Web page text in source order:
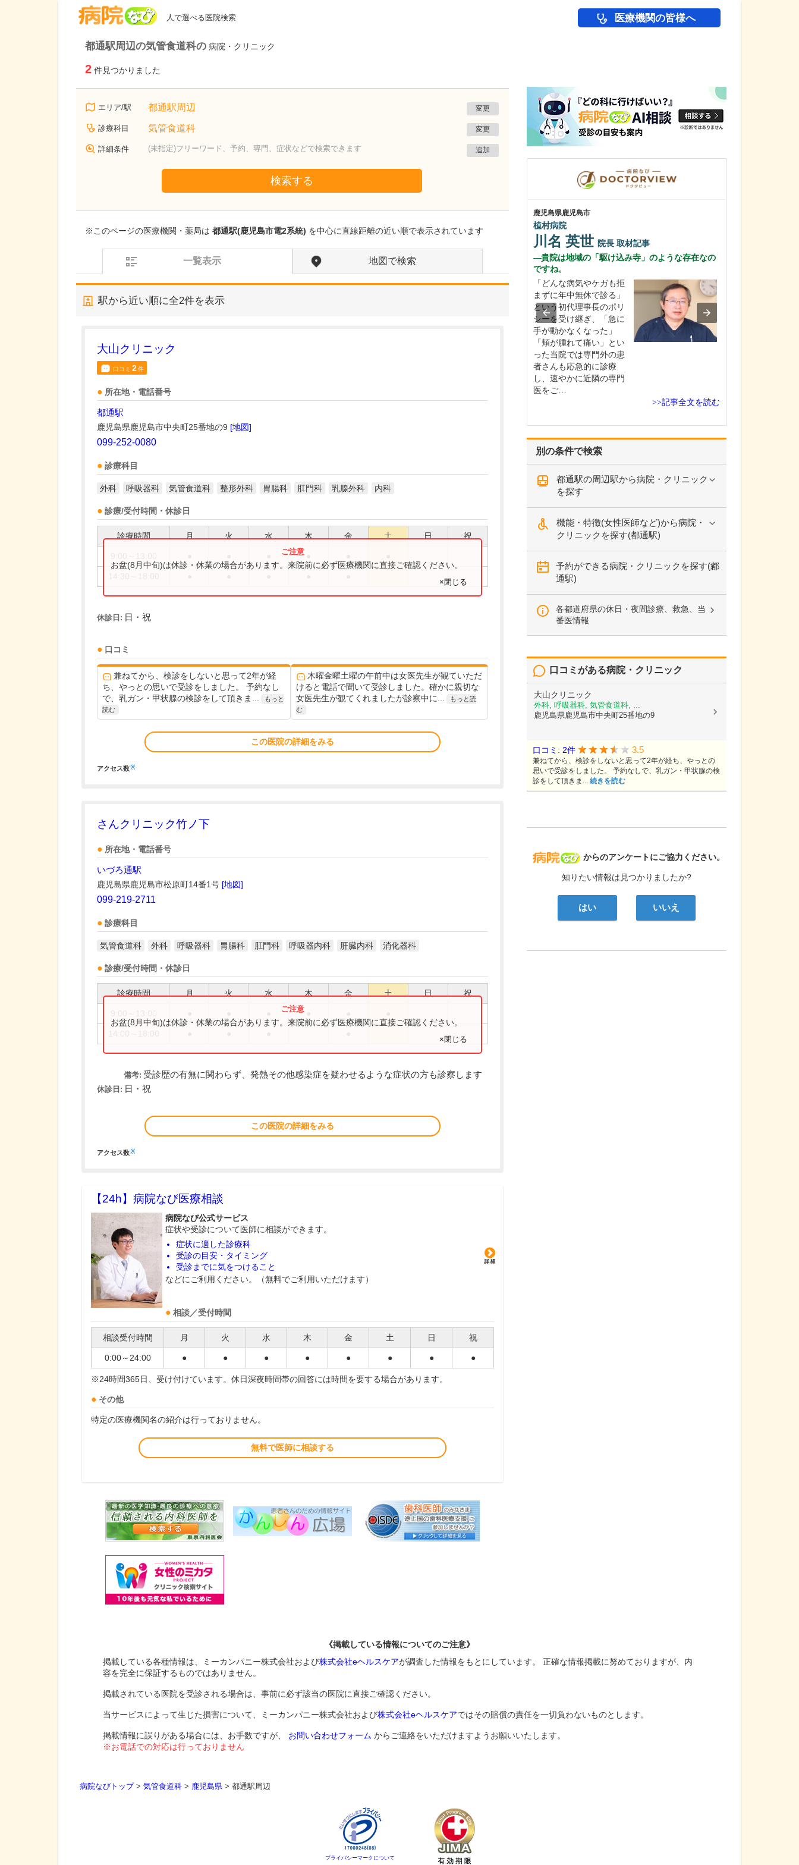
人で選べる医院検索 医療機関の皆様へ
都通駅周辺の気管食道科の 病院・クリニック
2 件見つかりました
エリア/駅 都通駅周辺 変更
診療科目 気管食道科 変更
詳細条件 (未指定)フリーワード、予約、専門、症状などで検索できます 追加
検索する
※このページの医療機関・薬局は 都通駅(鹿児島市電2系統) を中心に直線距離の近い順で表示されています
一覧表示 地図で検索
駅から近い順に全2件を表示
大山クリニック
口コミ 2件
所在地・電話番号
都通駅
鹿児島県鹿児島市中央町25番地の9 [地図]
099-252-0080
診療科目
外科 呼吸器科 気管食道科 整形外科 胃腸科 肛門科 乳腺外科 内科
診療/受付時間・休診日
診療時間 月 火 水 木 金 土 日 祝
お盆(8月中旬)は休診・休業の場合があります。来院前に必ず医療機関に直接ご確認ください。
×閉じる
休診日: 日・祝
口コミ
兼ねてから、検診をしないと思って2年が経
ち、やっとの思いで受診をしました。 予約なし
で、乳ガン・甲状腺の検診をして頂きま...
もっと
読む
木曜金曜土曜の午前中は女医先生が観ていただ
けると電話で聞いて受診しました。確かに親切な
女医先生が観てくれましたが診察中に...
もっと読
む
この医院の詳細をみる
アクセス数※
さんクリニック竹ノ下
所在地・電話番号
いづろ通駅
鹿児島県鹿児島市松原町14番1号 [地図]
099-219-2711
診療科目
気管食道科 外科 呼吸器科 胃腸科 肛門科 呼吸器内科 肝臓内科 消化器科
診療/受付時間・休診日
診療時間 月 火 水 木 金 土 日 祝
お盆(8月中旬)は休診・休業の場合があります。来院前に必ず医療機関に直接ご確認ください。
×閉じる
備考: 受診歴の有無に関わらず、発熱その他感染症を疑わせるような症状の方も診察します
休診日: 日・祝
この医院の詳細をみる
アクセス数※
【24h】 病院なび医療相談
病院なび公式サービス
症状や受診について医師に相談ができます。
症状に適した診療科
受診の目安・タイミング
受診までに気をつけること
などにご利用ください。（無料でご利用いただけます）
相談／受付時間
相談受付時間 月 火 水 木 金 土 日 祝
0:00～24:00 ● ● ● ● ● ● ● ●
※24時間365日、受け付けています。休日深夜時間帯の回答には時間を要する場合があります。
その他
特定の医療機関名の紹介は行っておりません。
無料で医師に相談する
別の条件で検索
都通駅の周辺駅から病院・クリニック
を探す
機能・特徴(女性医師など)から病院・
クリニックを探す(都通駅)
予約ができる病院・クリニックを探す(都
通駅)
各都道府県の休日・夜間診療、救急、当
番医情報
病院なび
からのアンケートにご協力ください。
知りたい情報は見つかりましたか?
はい いいえ
口コミがある病院・クリニック
大山クリニック
外科, 呼吸器科, 気管食道科, ...
鹿児島県鹿児島市中央町25番地の9
口コミ: 2件 3.5
兼ねてから、検診をしないと思って2年が経ち、やっとの
思いで受診をしました。 予約なしで、乳ガン・甲状腺の検
診をして頂きま... 続きを読む
鹿児島県鹿児島市
植村病院
川名 英世 院長 取材記事
貴院は地域の「駆け込み寺」のような存在なの
ですね。
「どんな病気やケガも拒
まずに年中無休で診る」
という初代理事長のポリ
シーを受け継ぎ、「急に
手が動かなくなった」
「頬が腫れて痛い」とい
った当院では専門外の患
者さんも応急的に診療
し、速やかに近隣の専門
医をご…
>>記事全文を読む
東京都中野区
田中クリニック
どのような患者さんが多く来院しますか?
「かかりつけ医」として
風邪や生活習慣病など広
《掲載している情報についてのご注意》
掲載している各種情報は、ミーカンパニー株式会社および株式会社eヘルスケアが調査した情報をもとにしています。 正確な情報掲載に努めておりますが、内
容を完全に保証するものではありません。
掲載されている医院を受診される場合は、事前に必ず該当の医院に直接ご確認ください。
当サービスによって生じた損害について、ミーカンパニー株式会社および株式会社eヘルスケアではその賠償の責任を一切負わないものとします。
掲載情報に誤りがある場合には、お手数ですが、 お問い合わせフォーム からご連絡をいただけますようお願いいたします。
※お電話での対応は行っておりません
病院なびトップ> 気管食道科 > 鹿児島県 > 都通駅周辺
プライバシーマークについて